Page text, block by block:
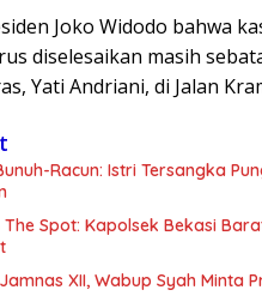
Joko Widodo bahwa
diselesaikan masih
Yati Andriani, di Jalan
Racun: Istri Tersangka
Spot: Kapolsek Bekasi
XII, Wabup Syah Minta